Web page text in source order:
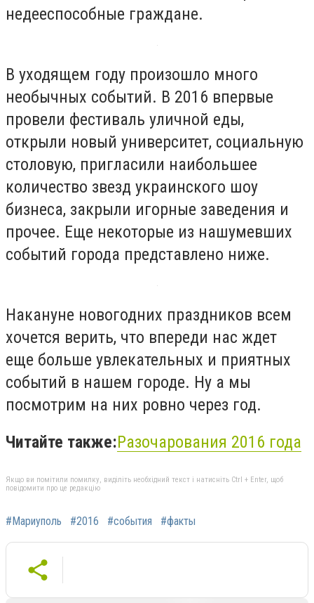
недееспособные граждане.
В уходящем году произошло много
необычных событий. В 2016 впервые
провели фестиваль уличной еды,
открыли новый университет, социальную
столовую, пригласили наибольшее
количество звезд украинского шоу
бизнеса, закрыли игорные заведения и
прочее. Еще некоторые из нашумевших
событий города представлено ниже.
Накануне новогодних праздников всем
хочется верить, что впереди нас ждет
еще больше увлекательных и приятных
событий в нашем городе. Ну а мы
посмотрим на них ровно через год.
Читайте также:Разочарования 2016 года
Якщо ви помітили помилку, виділіть необхідний текст і натисніть Ctrl + Enter, щоб
повідомити про це редакцію
#Мариуполь #2016 #события #факты